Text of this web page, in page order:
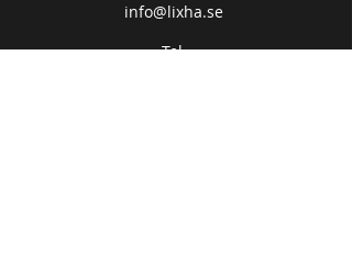
info@lixha.se
Tel.